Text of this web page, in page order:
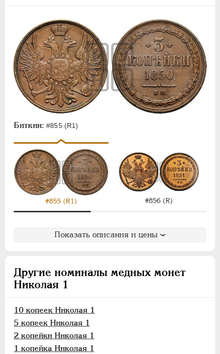
Биткин: #855 (R1)
#855 (R1) #856 (R)
Показать описания и цены
Другие номиналы медных монет
Николая 1
10 копеек Николая 1
5 копеек Николая 1
2 копейки Николая 1
1 копейка Николая 1